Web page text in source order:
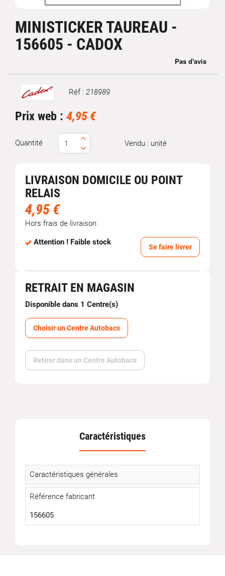
MINISTICKER TAUREAU -
156605 - CADOX
Marque Réf : 218989
Prix web : 4,95 €
Quantité Vendu : unité
LIVRAISON DOMICILE OU POINT
RELAIS
4,95 €
Hors frais de livraison
Attention ! Faible stock
Se faire livrer
RETRAIT EN MAGASIN
Disponible dans 1 Centre(s)
Choisir un Centre Autobacs
Retirer dans un Centre Autobacs
Caractéristiques
Caractéristiques générales
Référence fabricant
156605